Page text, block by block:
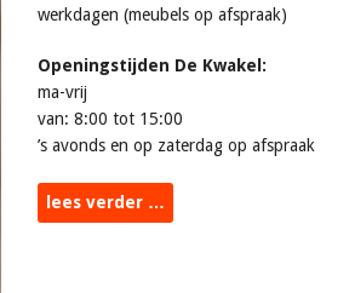
werkdagen (meubels op afspraak)
Openingstijden De Kwakel:
ma-vrij
van: 8:00 tot 15:00
’s avonds en op zaterdag op afspraak
lees verder …